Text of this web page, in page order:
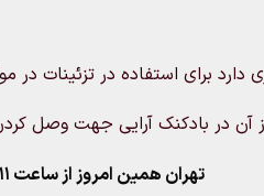
برای استفاده در تزئینات در
در بادکنک آرایی جهت وصل
تهران همین امروز از ساعت ۱۱-۱۹ با اسنپ